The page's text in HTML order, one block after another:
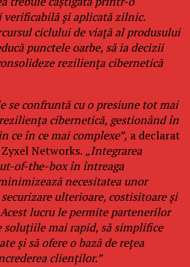
verificabilă și aplicată zilnic.
ciclului de viață al produsului
punctele oarbe, să ia decizii
reziliența cibernetică
se confruntă cu o presiune tot mai
cibernetică, gestionând în
ce în ce mai complexe”, a declarat
Networks. „Integrarea
of-the-box în întreaga
necesitatea unor
ulterioare, costisitoare și
lucru le permite partenerilor
mai rapid, să simplifice
și să ofere o bază de rețea
clienților.”